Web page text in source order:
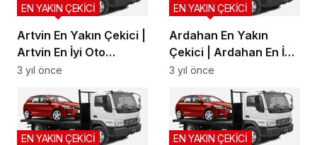
Artvin En Yakın Çekici |
Artvin En İyi Oto
Kurtarma, Artvin Yol
EN YAKIN ÇEKİCİ
3 yıl önce
Ardahan En Yakın
Çekici | Ardahan En İyi
Oto Kurtarma, Ardahan
EN YAKIN ÇEKİCİ
3 yıl önce
EN YAKIN ÇEKİCİ EN YAKIN ÇEKİCİ